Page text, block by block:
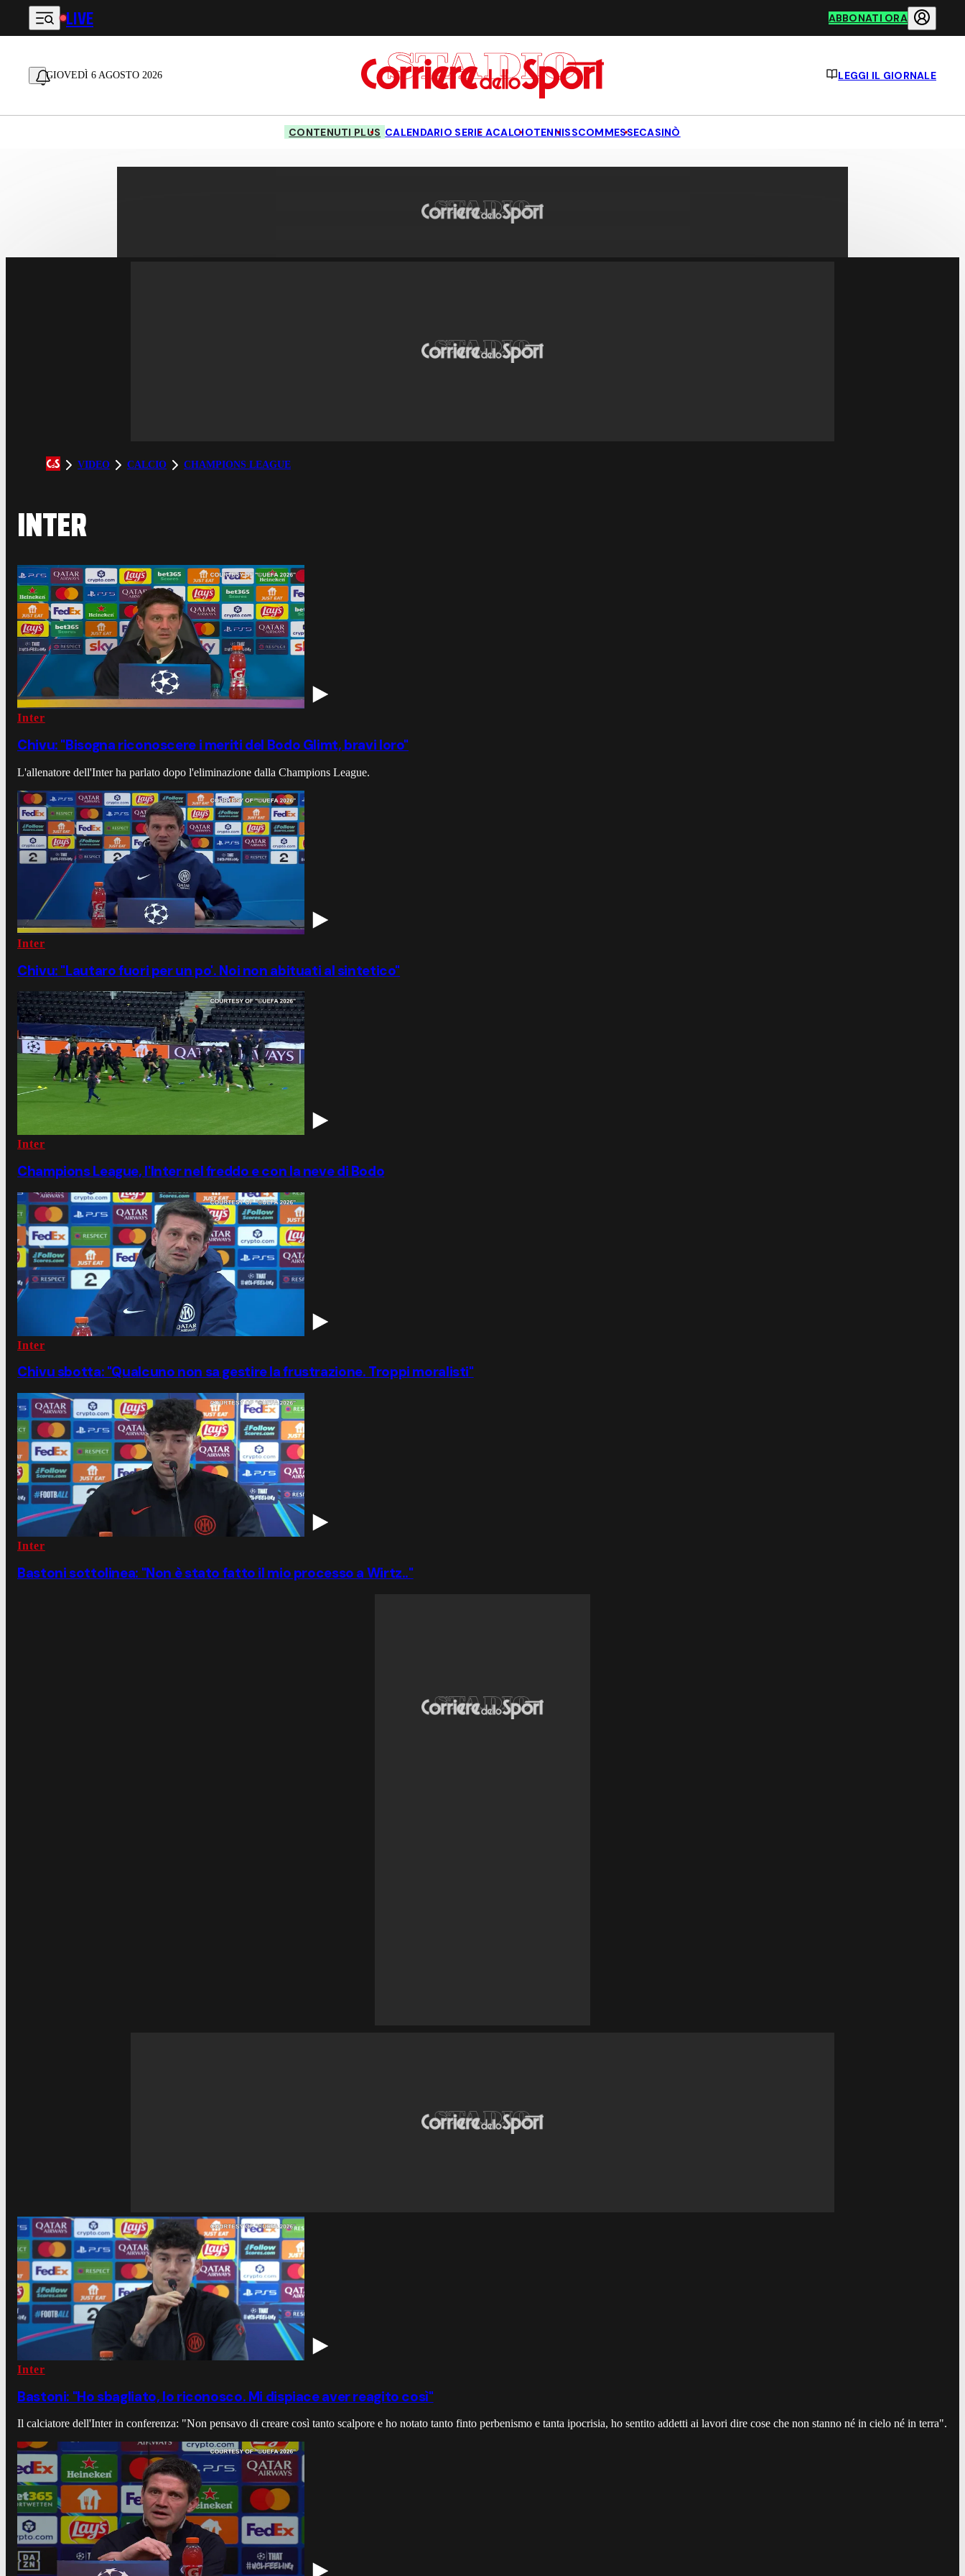
Vai al contenuto principale
LIVE ABBONATI ORA
GIOVEDÌ 6 AGOSTO 2026 LEGGI IL GIORNALE
CONTENUTI PLUS CALENDARIO SERIE ACALCIOTENNISSCOMMESSECASINÒ
VIDEO CALCIO CHAMPIONS LEAGUE
INTER
Inter
Chivu: "Bisogna riconoscere i meriti del Bodo Glimt, bravi loro"
L'allenatore dell'Inter ha parlato dopo l'eliminazione dalla Champions League.
Inter
Chivu: "Lautaro fuori per un po'. Noi non abituati al sintetico"
Inter
Champions League, l'Inter nel freddo e con la neve di Bodo
Inter
Chivu sbotta: "Qualcuno non sa gestire la frustrazione. Troppi moralisti"
Inter
Bastoni sottolinea: "Non è stato fatto il mio processo a Wirtz.."
Inter
Bastoni: "Ho sbagliato, lo riconosco. Mi dispiace aver reagito così"
Il calciatore dell'Inter in conferenza: "Non pensavo di creare così tanto scalpore e ho notato tanto finto perbenismo e tanta ipocrisia, ho sentito addetti ai lavori dire cose che non stanno né in cielo né in terra".